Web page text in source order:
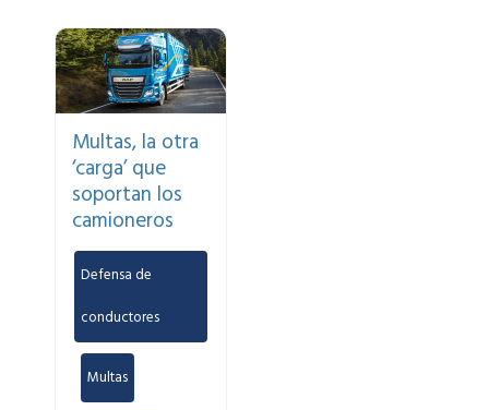
Multas, la otra
‘carga’ que
soportan los
camioneros
Defensa de
conductores
Multas